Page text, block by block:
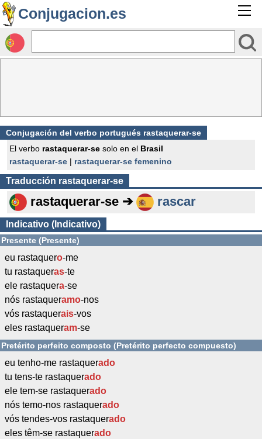
Conjugacion.es
Conjugación del verbo portugués rastaquerar-se
El verbo rastaquerar-se solo en el Brasil
rastaquerar-se | rastaquerar-se femenino
Traducción rastaquerar-se
rastaquerar-se ➔ rascar
Indicativo (Indicativo)
Presente (Presente)
eu rastaquero-me
tu rastaqueras-te
ele rastaquera-se
nós rastaqueramo-nos
vós rastaquerais-vos
eles rastaqueram-se
Pretérito perfeito composto (Pretérito perfecto compuesto)
eu tenho-me rastaquerado
tu tens-te rastaquerado
ele tem-se rastaquerado
nós temo-nos rastaquerado
vós tendes-vos rastaquerado
eles têm-se rastaquerado